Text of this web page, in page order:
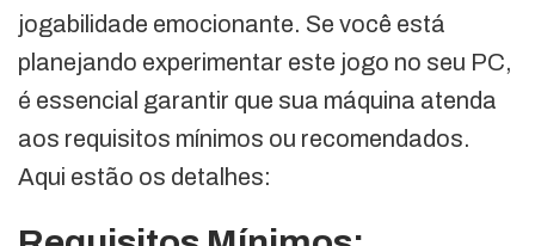
jogabilidade emocionante. Se você está
planejando experimentar este jogo no seu PC,
é essencial garantir que sua máquina atenda
aos requisitos mínimos ou recomendados.
Aqui estão os detalhes: